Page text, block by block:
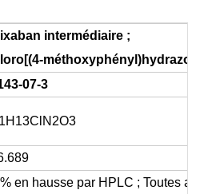
intermédiaire ;
07-3
en hausse par HPLC ; Toutes